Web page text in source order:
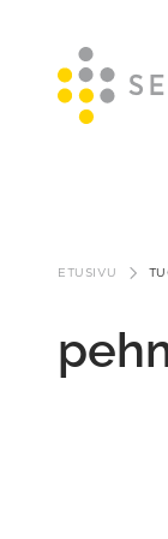
sisältöönETUSIVU